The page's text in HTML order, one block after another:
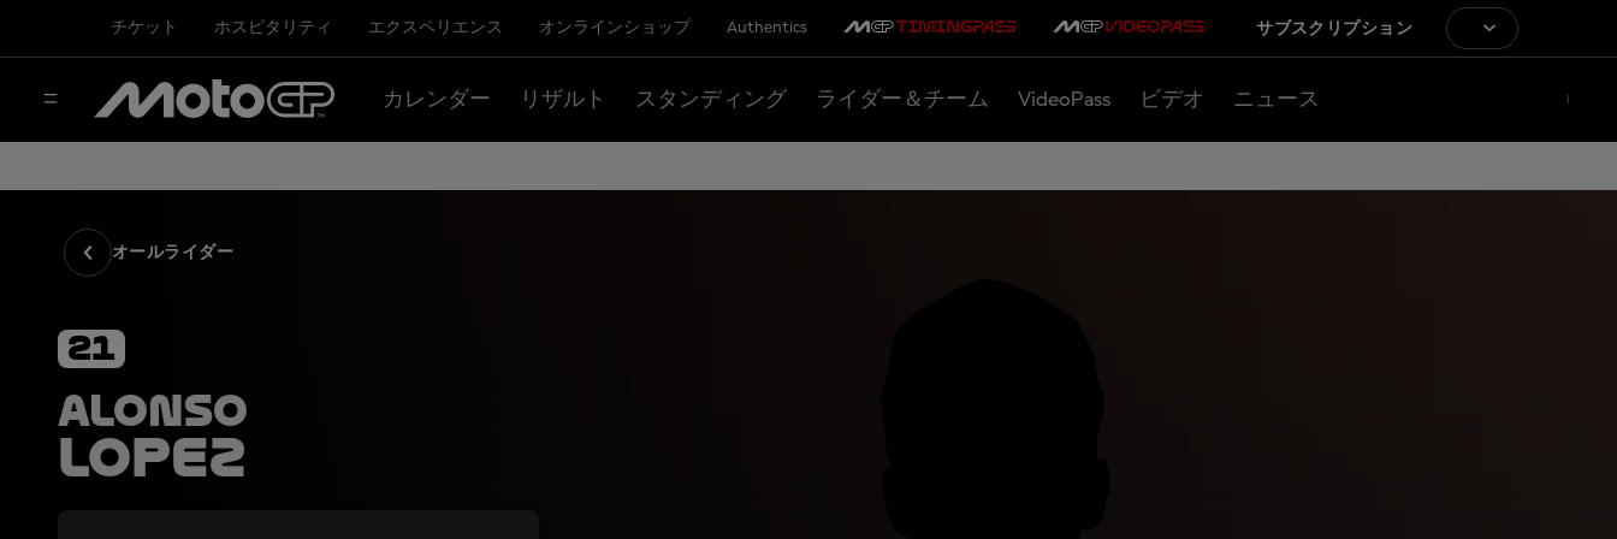
チケット ホスピタリティ エクスペリエンス オンラインショップ Authentics サブスクリプション
カレンダー リザルト スタンディング ライダー＆チーム VideoPass ビデオ ニュース
オールライダー
21
Alonso
Lopez